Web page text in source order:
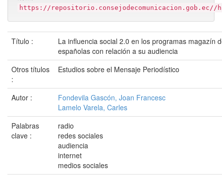
https://repositorio.consejodecomunicacion.gob.ec//
Título :
La influencia social 2.0 en los programas magazín
españolas con relación a su audiencia
Otros títulos
:
Estudios sobre el Mensaje Periodístico
Autor :
Fondevila Gascón, Joan Francesc
Lamelo Varela, Carles
Palabras
clave :
radio
redes sociales
audiencia
internet
medios sociales